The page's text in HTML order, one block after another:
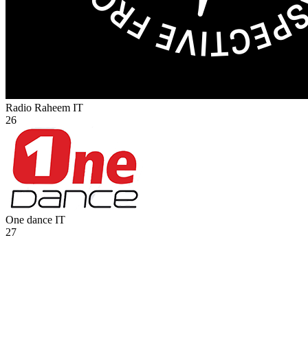
Radio Raheem IT
26
One dance IT
27